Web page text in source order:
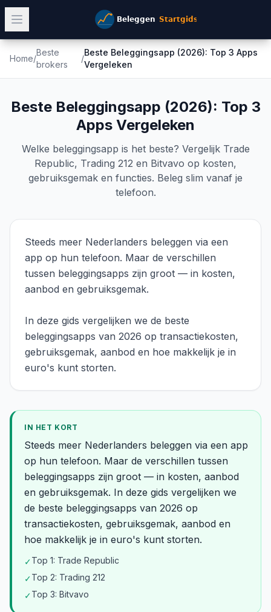
Home/
Beste
brokers
/
Beste Beleggingsapp (2026): Top 3 Apps
Vergeleken
Beste Beleggingsapp (2026): Top 3
Apps Vergeleken
Welke beleggingsapp is het beste? Vergelijk Trade
Republic, Trading 212 en Bitvavo op kosten,
gebruiksgemak en functies. Beleg slim vanaf je
telefoon.
Steeds meer Nederlanders beleggen via een
app op hun telefoon. Maar de verschillen
tussen beleggingsapps zijn groot — in kosten,
aanbod en gebruiksgemak.
In deze gids vergelijken we de beste
beleggingsapps van 2026 op transactiekosten,
gebruiksgemak, aanbod en hoe makkelijk je in
euro's kunt storten.
IN HET KORT
Steeds meer Nederlanders beleggen via een app
op hun telefoon. Maar de verschillen tussen
beleggingsapps zijn groot — in kosten, aanbod
en gebruiksgemak. In deze gids vergelijken we
de beste beleggingsapps van 2026 op
transactiekosten, gebruiksgemak, aanbod en
hoe makkelijk je in euro's kunt storten.
✓Top 1: Trade Republic
✓Top 2: Trading 212
✓Top 3: Bitvavo